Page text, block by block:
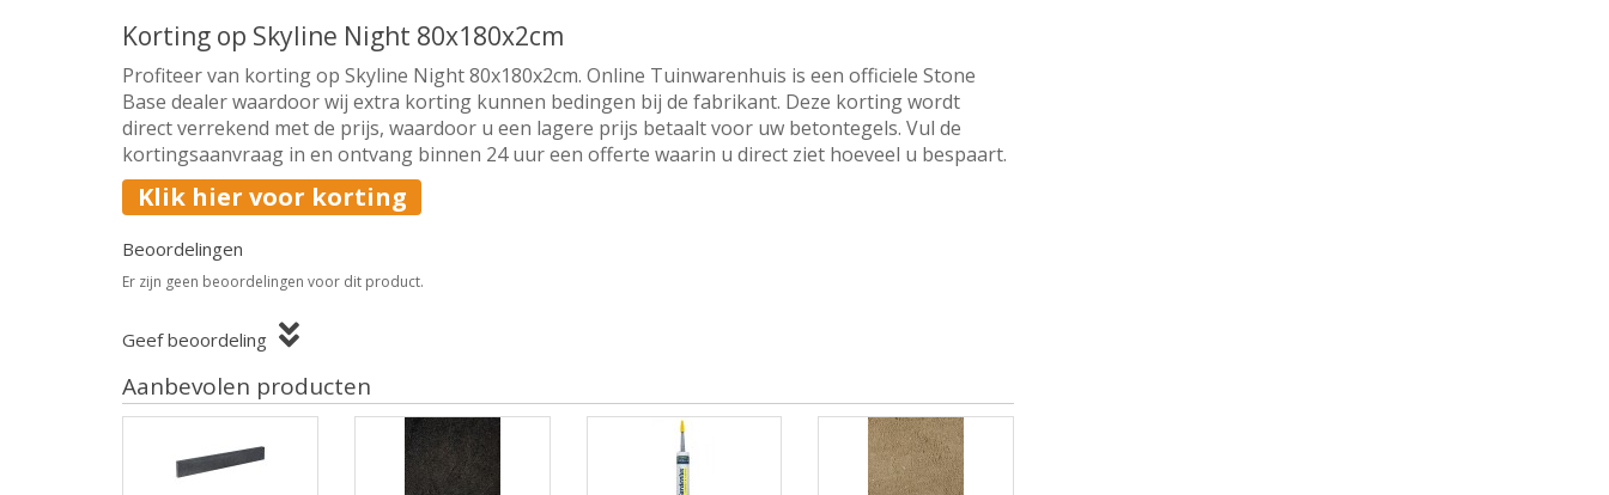
Korting op Skyline Night 80x180x2cm
Profiteer van korting op Skyline Night 80x180x2cm. Online Tuinwarenhuis is een officiele Stone
Base dealer waardoor wij extra korting kunnen bedingen bij de fabrikant. Deze korting wordt
direct verrekend met de prijs, waardoor u een lagere prijs betaalt voor uw betontegels. Vul de
kortingsaanvraag in en ontvang binnen 24 uur een offerte waarin u direct ziet hoeveel u bespaart.
Klik hier voor korting
Beoordelingen
Er zijn geen beoordelingen voor dit product.
Geef beoordeling
Aanbevolen producten